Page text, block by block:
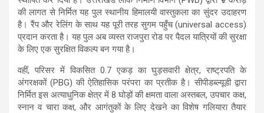
की लागत से निर्मित यह पुल स्थानीय हिमालयी वास्तुकला का सुंदर उदाहरण
है। रैंप और रेलिंग के साथ यह पूरी तरह सुगम पहुँच (universal access)
प्रदान करता है। यह पुल अब व्यस्त राजपुरा रोड पर पैदल यात्रियों की सुरक्षा
के लिए एक सुरक्षित विकल्प बन गया है।
वहीं, परिसर में विकसित 0.7 एकड़ का घुड़सवारी क्षेत्र, राष्ट्रपति के
अंगरक्षकों (PBG) की ऐतिहासिक परंपरा का प्रतीक है। सीपीडब्ल्यूडी द्वारा
निर्मित इस अत्याधुनिक क्षेत्र में 8 घोड़ों की क्षमता वाला अस्तबल, उपचार कक्ष,
स्नान व चारा कक्ष, और आगंतुकों के लिए देखने का विशेष गलियारा तैयार